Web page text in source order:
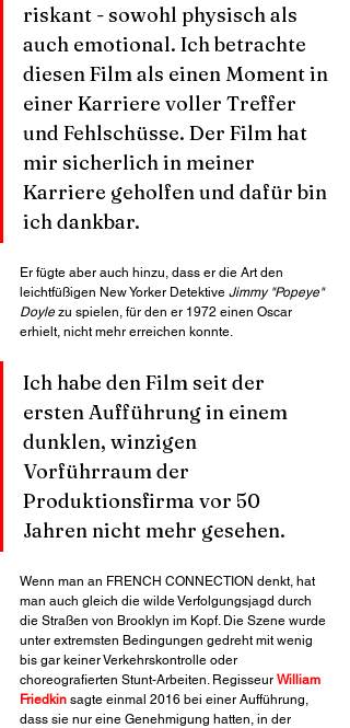
riskant - sowohl physisch als
auch emotional. Ich betrachte
diesen Film als einen Moment in
einer Karriere voller Treffer
und Fehlschüsse. Der Film hat
mir sicherlich in meiner
Karriere geholfen und dafür bin
ich dankbar.
Er fügte aber auch hinzu, dass er die Art den
leichtfüßigen New Yorker Detektive Jimmy "Popeye"
Doyle zu spielen, für den er 1972 einen Oscar
erhielt, nicht mehr erreichen konnte.
Ich habe den Film seit der
ersten Aufführung in einem
dunklen, winzigen
Vorführraum der
Produktionsfirma vor 50
Jahren nicht mehr gesehen.
Wenn man an FRENCH CONNECTION denkt, hat
man auch gleich die wilde Verfolgungsjagd durch
die Straßen von Brooklyn im Kopf. Die Szene wurde
unter extremsten Bedingungen gedreht mit wenig
bis gar keiner Verkehrskontrolle oder
choreografierten Stunt-Arbeiten. Regisseur William
Friedkin sagte einmal 2016 bei einer Aufführung,
dass sie nur eine Genehmigung hatten, in der